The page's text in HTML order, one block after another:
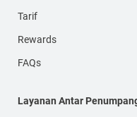
Tarif
Rewards
FAQs
Layanan Antar